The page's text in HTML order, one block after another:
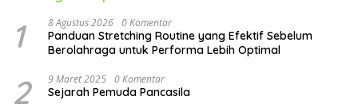
1 8 Agustus 2026 0 Komentar
Panduan Stretching Routine yang Efektif Sebelum
Berolahraga untuk Performa Lebih Optimal
2 9 Maret 2025 0 Komentar
Sejarah Pemuda Pancasila